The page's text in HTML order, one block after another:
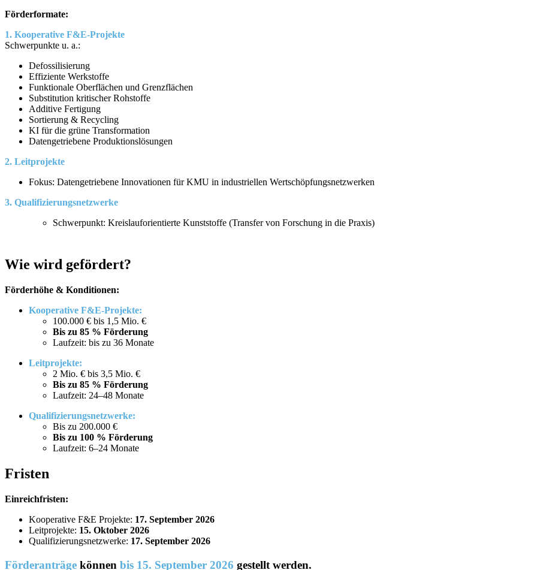
Förderformate:
1. Kooperative F&E-Projekte
Schwerpunkte u. a.:
Defossilisierung
Effiziente Werkstoffe
Funktionale Oberflächen und Grenzflächen
Substitution kritischer Rohstoffe
Additive Fertigung
Sortierung & Recycling
KI für die grüne Transformation
Datengetriebene Produktionslösungen
2. Leitprojekte
Fokus: Datengetriebene Innovationen für KMU in industriellen Wertschöpfungsnetzwerken
3. Qualifizierungsnetzwerke
Schwerpunkt: Kreislauforientierte Kunststoffe (Transfer von Forschung in die Praxis)
Wie wird gefördert?
Förderhöhe & Konditionen:
Kooperative F&E-Projekte:
100.000 € bis 1,5 Mio. €
Bis zu 85 % Förderung
Laufzeit: bis zu 36 Monate
Leitprojekte:
2 Mio. € bis 3,5 Mio. €
Bis zu 85 % Förderung
Laufzeit: 24–48 Monate
Qualifizierungsnetzwerke:
Bis zu 200.000 €
Bis zu 100 % Förderung
Laufzeit: 6–24 Monate
Fristen
Einreichfristen:
Kooperative F&E Projekte: 17. September 2026
Leitprojekte: 15. Oktober 2026
Qualifizierungsnetzwerke: 17. September 2026
Förderanträge können bis 15. September 2026 gestellt werden.